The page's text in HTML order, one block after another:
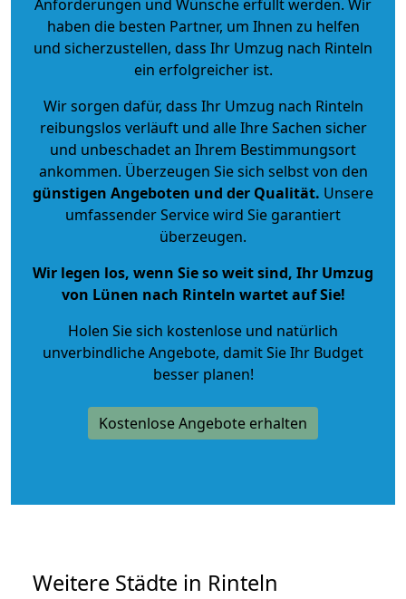
Anforderungen und Wünsche erfüllt werden. Wir
haben die besten Partner, um Ihnen zu helfen
und sicherzustellen, dass Ihr Umzug nach Rinteln
ein erfolgreicher ist.
Wir sorgen dafür, dass Ihr Umzug nach Rinteln
reibungslos verläuft und alle Ihre Sachen sicher
und unbeschadet an Ihrem Bestimmungsort
ankommen. Überzeugen Sie sich selbst von den
günstigen Angeboten und der Qualität. Unsere
umfassender Service wird Sie garantiert
überzeugen.
Wir legen los, wenn Sie so weit sind, Ihr Umzug
von Lünen nach Rinteln wartet auf Sie!
Holen Sie sich kostenlose und natürlich
unverbindliche Angebote, damit Sie Ihr Budget
besser planen!
Kostenlose Angebote erhalten
Weitere Städte in Rinteln